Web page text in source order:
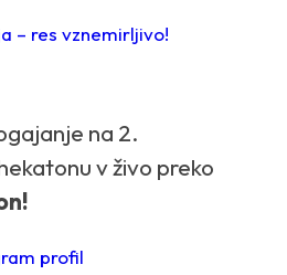
– res vznemirljivo!
na 2.
v živo preko
profil